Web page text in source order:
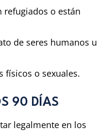
refugiados o están
de seres humanos u
físicos o sexuales.
90 DÍAS
legalmente en los